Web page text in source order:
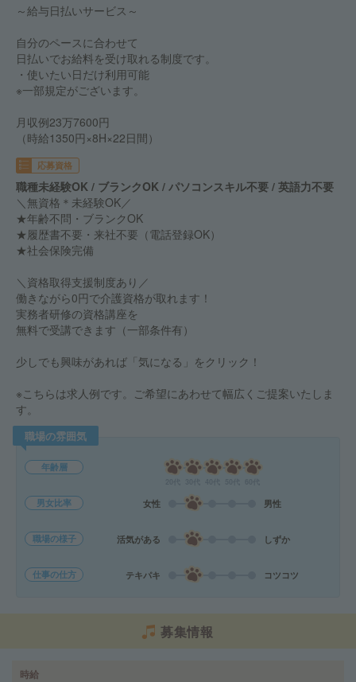
～給与日払いサービス～
自分のペースに合わせて
日払いでお給料を受け取れる制度です。
・使いたい日だけ利用可能
※一部規定がございます。
月収例23万7600円
（時給1350円×8H×22日間）
応募資格
職種未経験OK / ブランクOK / パソコンスキル不要 / 英語力不要
＼無資格＊未経験OK／
★年齢不問・ブランクOK
★履歴書不要・来社不要（電話登録OK）
★社会保険完備
＼資格取得支援制度あり／
働きながら0円で介護資格が取れます！
実務者研修の資格講座を
無料で受講できます（一部条件有）
少しでも興味があれば「気になる」をクリック！
※こちらは求人例です。ご希望にあわせて幅広くご提案いたしま
す。
職場の雰囲気
年齢層
男女比率 女性 男性
職場の様子 活気がある しずか
仕事の仕方 テキパキ コツコツ
募集情報
時給